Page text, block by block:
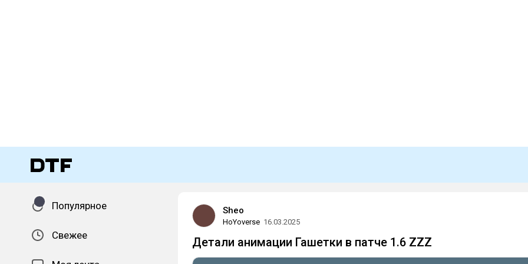
Популярное
Свежее
Sheo
HoYoverse 16.03.2025
Детали анимации Гашетки в патче 1.6 ZZZ